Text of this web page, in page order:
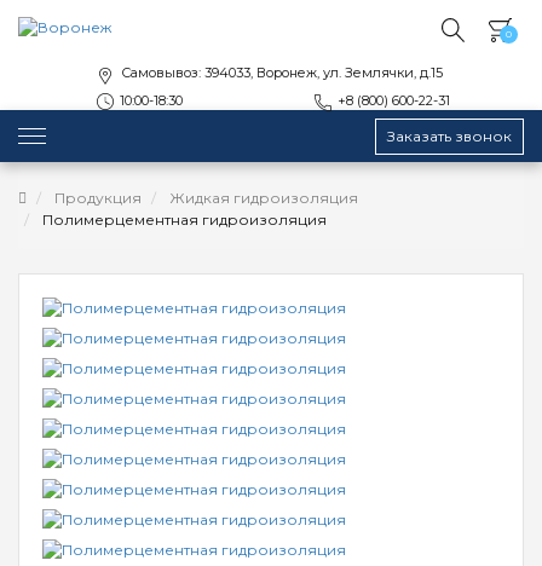
0
Самовывоз: 394033, Воронеж, ул. Землячки, д.15
10:00-18:30
+8 (800) 600-22-31
Заказать звонок
Продукция
Жидкая гидроизоляция
Полимерцементная гидроизоляция